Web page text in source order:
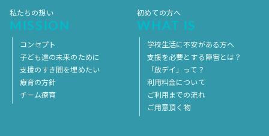
私たちの想い
MISSION
コンセプト
子ども達の未来のために
支援のすき間を埋めたい
療育の方針
チーム療育
初めての方へ
WHAT IS
学校生活に不安がある方へ
支援を必要とする障害とは？
「放デイ」って？
利用料金について
ご利用までの流れ
ご用意頂く物